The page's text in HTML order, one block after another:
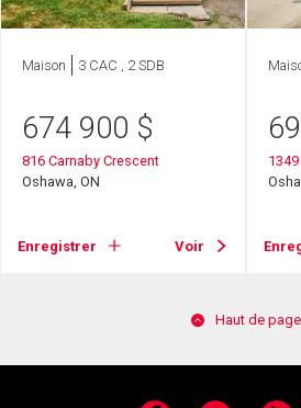
Maison 3 CAC , 2 SDB
674 900 $
816 Carnaby Crescent
Oshawa, ON
Enregistrer Voir
Haut de page